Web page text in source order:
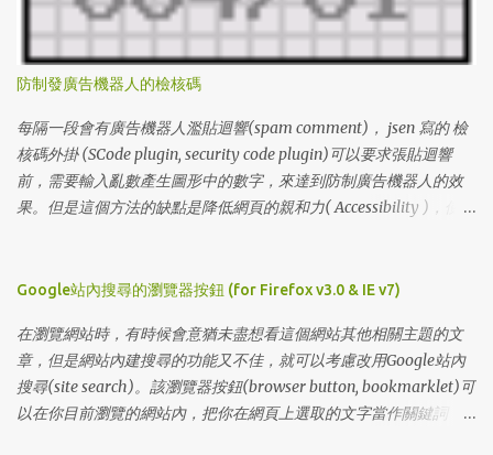
lL0LOD3SNZQ 15 lV9HLCQJW0Z 16 lWVJKG7WORV 17
lCFF6Z4PWAQ 21 lS3F44JY4LG 22 lMCY5EP0UDX 23 lSVIXSLLG49
24 l6PEUSYSJ3I 25 lU6I3685MLA 26 lA99B9759UZ 27
lI6BN8BHK5E 28 lLWB65SAYF1 29 lRVWMYMRB4F 30
l2VRIKKRJXL 31 l6R96LV6DI4 32 lZF72GXQZNZ 33 l65EZUDIEPY
34 lDA13UNFJIA 35 lM55VJPWZXS 36 l2BYN8X5WMB 37
l477S23DCHQ 38 lKZREX9NC48 39 lT54PBR00R0 40
防制發廣告機器人的檢核碼
每隔一段會有廣告機器人濫貼迴響(spam comment)， jsen 寫的 檢
核碼外掛 (SCode plugin, security code plugin)可以要求張貼迴響
前，需要輸入亂數產生圖形中的數字，來達到防制廣告機器人的效
果。但是這個方法的缺點是降低網頁的親和力( Accessibility )，使得
jsen的 檢核碼外掛 網頁，下載SCode plugin，解壓縮後，編輯
寫 * 設定檢核碼的長度(my $scode_length)，預設值為6個數字，我
設定成4 * 設定暫存檔的檔案數量(my $scode_maxtmp)，預設值為
50個暫存檔，如果你的網誌常有人進行迴響，請增加暫存檔的檔案
數量。 * 調整自動產生的圖形與文字的顏色：$c_background,
Google站內搜尋的瀏覽器按鈕 (for Firefox v3.0 & IE v7)
在瀏覽網站時，有時候會意猶未盡想看這個網站其他相關主題的文
章，但是網站內建搜尋的功能又不佳，就可以考慮改用Google站內
搜尋(site search)。該瀏覽器按鈕(browser button, bookmarklet)可
以在你目前瀏覽的網站內，把你在網頁上選取的文字當作關鍵詞，